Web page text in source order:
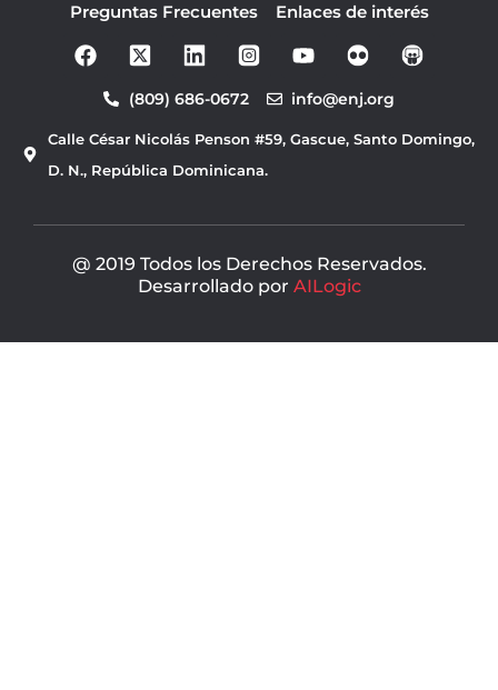
Preguntas Frecuentes
Enlaces de interés
F
a
b
o
o
o
t
b
(809) 686-0672 info@enj.org
Calle César Nicolás Penson #59, Gascue, Santo Domingo,
D. N., República Dominicana.
@ 2019 Todos los Derechos Reservados.
Desarrollado por AILogic